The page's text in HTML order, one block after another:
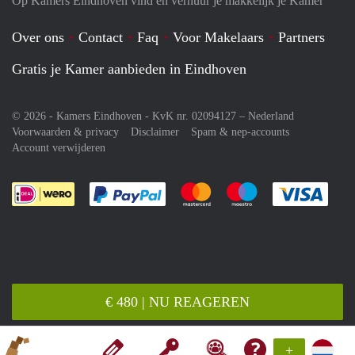
+
€ 480 | NU REAGEREN
Over ons Contact Faq Voor Makelaars
Partners
Gratis je Kamer aanbieden in Eindhoven
© 2026 - Kamers Eindhoven - KvK nr. 02094127 – Nederland
Voorwaarden & privacy
Disclaimer
Spam & nep-accounts
Account verwijderen
Je rekent gemakkelijk af met Paypal
Je rekent gemakkelijk af met
Je rekent